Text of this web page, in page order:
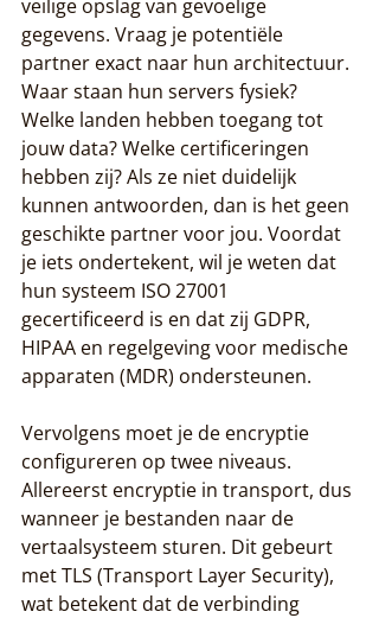
veilige opslag van gevoelige
gegevens. Vraag je potentiële
partner exact naar hun architectuur.
Waar staan hun servers fysiek?
Welke landen hebben toegang tot
jouw data? Welke certificeringen
hebben zij? Als ze niet duidelijk
kunnen antwoorden, dan is het geen
geschikte partner voor jou. Voordat
je iets ondertekent, wil je weten dat
hun systeem ISO 27001
gecertificeerd is en dat zij GDPR,
HIPAA en regelgeving voor medische
apparaten (MDR) ondersteunen.
Vervolgens moet je de encryptie
configureren op twee niveaus.
Allereerst encryptie in transport, dus
wanneer je bestanden naar de
vertaalsysteem sturen. Dit gebeurt
met TLS (Transport Layer Security),
wat betekent dat de verbinding